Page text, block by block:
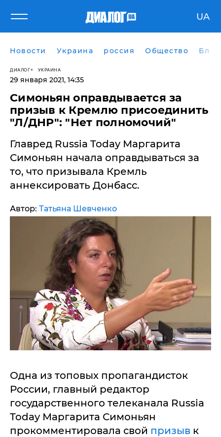
UA
Новости Украина россия Общество
ДИАЛОГ УКРАИНА
29 января 2021, 14:35
​Симоньян оправдывается за
призыв к Кремлю присоединить
"Л/ДНР": "Нет полномочий"
Главред Russia Today Маргарита
Симоньян начала оправдываться за
то, что призывала Кремль
аннексировать Донбасс.
Автор: Татьяна Шевченко
Одна из топовых пропагандисток
России, главный редактор
государственного телеканала Russia
Today Маргарита Симоньян
прокомментировала свой призыв к